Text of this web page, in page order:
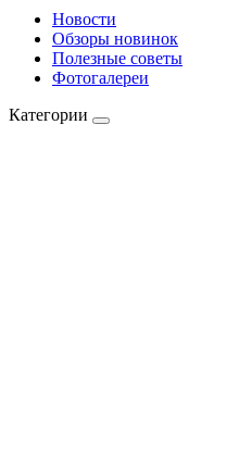
Новости
Обзоры новинок
Полезные советы
Фотогалереи
Категории